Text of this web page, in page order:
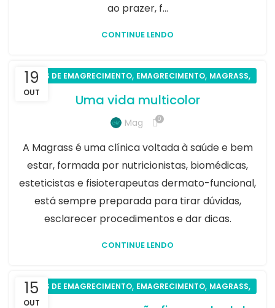
ao prazer, f...
CONTINUE LENDO
19
OUT
DICAS DE EMAGRECIMENTO, EMAGRECIMENTO, MAGRASS,
Uma vida multicolor
Mag 0
A Magrass é uma clínica voltada à saúde e bem
estar, formada por nutricionistas, biomédicas,
esteticistas e fisioterapeutas dermato-funcional,
está sempre preparada para tirar dúvidas,
esclarecer procedimentos e dar dicas.
CONTINUE LENDO
15
OUT
DICAS DE EMAGRECIMENTO, EMAGRECIMENTO, MAGRASS,